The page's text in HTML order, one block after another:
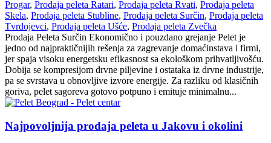
Progar, Prodaja peleta Ratari, Prodaja peleta Rvati, Prodaja peleta
Skela, Prodaja peleta Stubline, Prodaja peleta Surčin, Prodaja peleta
Tvrdojevci, Prodaja peleta Ušće, Prodaja peleta Zvečka
Prodaja Peleta Surčin Ekonomično i pouzdano grejanje Pelet je
jedno od najpraktičnijih rešenja za zagrevanje domaćinstava i firmi,
jer spaja visoku energetsku efikasnost sa ekološkom prihvatljivošću.
Dobija se kompresijom drvne piljevine i ostataka iz drvne industrije,
pa se svrstava u obnovljive izvore energije. Za razliku od klasičnih
goriva, pelet sagoreva gotovo potpuno i emituje minimalnu...
Najpovoljnija prodaja peleta u Jakovu i okolini